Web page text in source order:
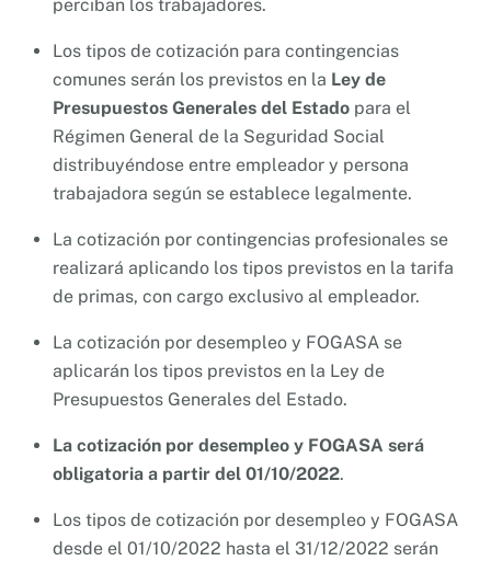
perciban los trabajadores.
Los tipos de cotización para contingencias
comunes serán los previstos en la Ley de
Presupuestos Generales del Estado para el
Régimen General de la Seguridad Social
distribuyéndose entre empleador y persona
trabajadora según se establece legalmente.
La cotización por contingencias profesionales se
realizará aplicando los tipos previstos en la tarifa
de primas, con cargo exclusivo al empleador.
La cotización por desempleo y FOGASA se
aplicarán los tipos previstos en la Ley de
Presupuestos Generales del Estado.
La cotización por desempleo y FOGASA será
obligatoria a partir del 01/10/2022.
Los tipos de cotización por desempleo y FOGASA
desde el 01/10/2022 hasta el 31/12/2022 serán